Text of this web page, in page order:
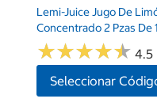
Lemi-Juice Jugo De
Concentrado 2 Pzas De
★★★★★
★★★★★ 4.5
Seleccionar